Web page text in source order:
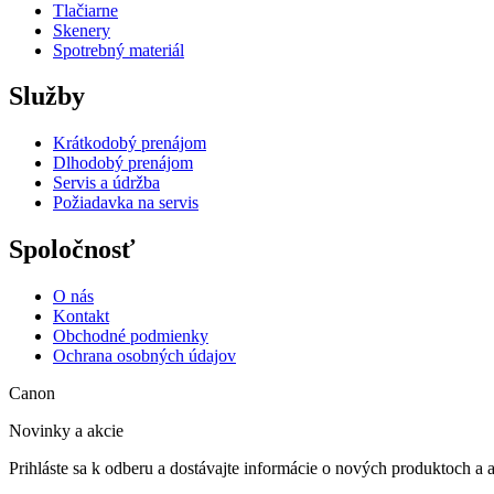
Tlačiarne
Skenery
Spotrebný materiál
Služby
Krátkodobý prenájom
Dlhodobý prenájom
Servis a údržba
Požiadavka na servis
Spoločnosť
O nás
Kontakt
Obchodné podmienky
Ochrana osobných údajov
Canon
Novinky a akcie
Prihláste sa k odberu a dostávajte informácie o nových produktoch a